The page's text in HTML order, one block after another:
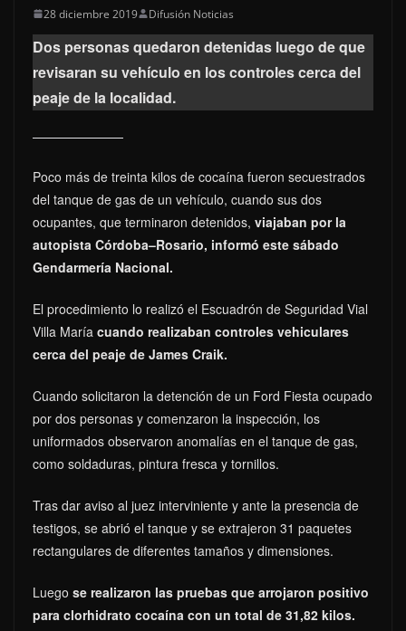
28 diciembre 2019 Difusión Noticias
Dos personas quedaron detenidas luego de que
revisaran su vehículo en los controles cerca del
peaje de la localidad.
Poco más de treinta kilos de cocaína fueron secuestrados
del tanque de gas de un vehículo, cuando sus dos
ocupantes, que terminaron detenidos, viajaban por la
autopista Córdoba–Rosario, informó este sábado
Gendarmería Nacional.
El procedimiento lo realizó el Escuadrón de Seguridad Vial
Villa María cuando realizaban controles vehiculares
cerca del peaje de James Craik.
Cuando solicitaron la detención de un Ford Fiesta ocupado
por dos personas y comenzaron la inspección, los
uniformados observaron anomalías en el tanque de gas,
como soldaduras, pintura fresca y tornillos.
Tras dar aviso al juez interviniente y ante la presencia de
testigos, se abrió el tanque y se extrajeron 31 paquetes
rectangulares de diferentes tamaños y dimensiones.
Luego se realizaron las pruebas que arrojaron positivo
para clorhidrato cocaína con un total de 31,82 kilos.